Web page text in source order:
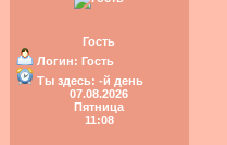
Гость
Логин: Гость
Ты здесь: -й день
07.08.2026
Пятница
11:08